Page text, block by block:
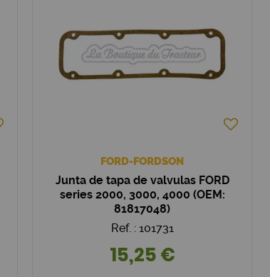
FORD-FORDSON
Junta de tapa de valvulas FORD
series 2000, 3000, 4000 (OEM:
81817048)
Ref. : 101731
15,25 €